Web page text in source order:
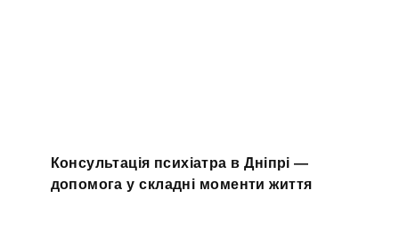
Консультація психіатра в Дніпрі —
допомога у складні моменти життя